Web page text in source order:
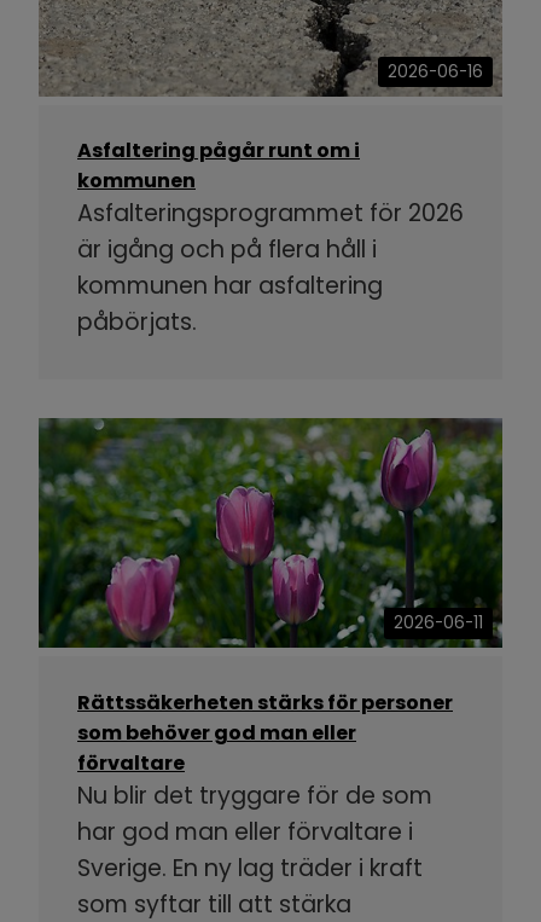
2026-06-16
Asfaltering pågår runt om i
kommunen
Asfalteringsprogrammet för 2026
är igång och på flera håll i
kommunen har asfaltering
påbörjats.
2026-06-11
Rättssäkerheten stärks för personer
som behöver god man eller
förvaltare
Nu blir det tryggare för de som
har god man eller förvaltare i
Sverige. En ny lag träder i kraft
som syftar till att stärka